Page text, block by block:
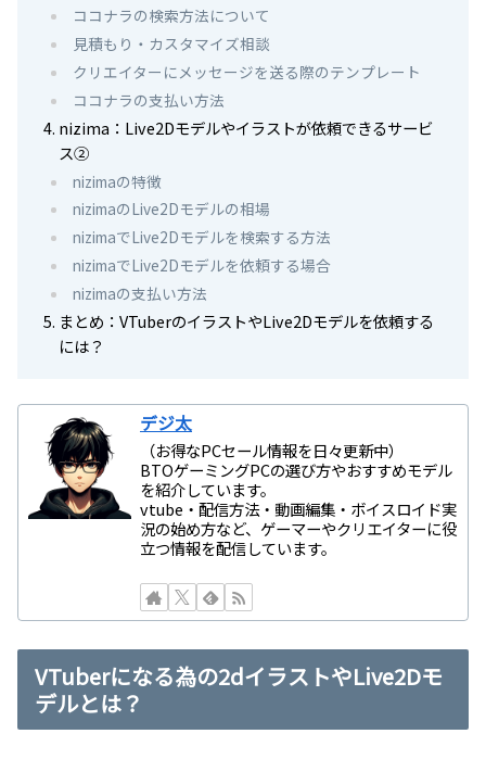
ココナラの検索方法について
見積もり・カスタマイズ相談
クリエイターにメッセージを送る際のテンプレート
ココナラの支払い方法
nizima：Live2Dモデルやイラストが依頼できるサービ
ス②
nizimaの特徴
nizimaのLive2Dモデルの相場
nizimaでLive2Dモデルを検索する方法
nizimaでLive2Dモデルを依頼する場合
nizimaの支払い方法
まとめ：VTuberのイラストやLive2Dモデルを依頼する
には？
デジ太
（お得なPCセール情報を日々更新中）
BTOゲーミングPCの選び方やおすすめモデル
を紹介しています。
vtube・配信方法・動画編集・ボイスロイド実
況の始め方など、ゲーマーやクリエイターに役
立つ情報を配信しています。
VTuberになる為の2dイラストやLive2Dモ
デルとは？